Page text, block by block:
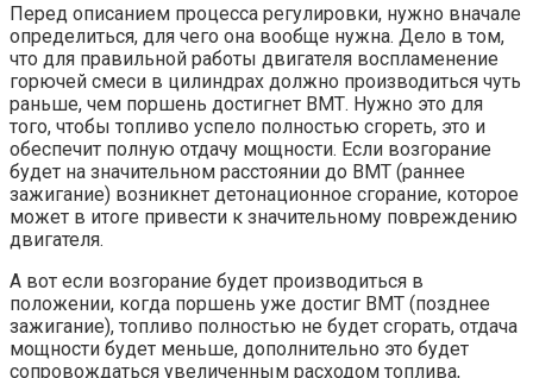
Перед описанием процесса регулировки, нужно вначале
определиться, для чего она вообще нужна. Дело в том,
что для правильной работы двигателя воспламенение
горючей смеси в цилиндрах должно производиться чуть
раньше, чем поршень достигнет ВМТ. Нужно это для
того, чтобы топливо успело полностью сгореть, это и
обеспечит полную отдачу мощности. Если возгорание
будет на значительном расстоянии до ВМТ (раннее
зажигание) возникнет детонационное сгорание, которое
может в итоге привести к значительному повреждению
двигателя.
А вот если возгорание будет производиться в
положении, когда поршень уже достиг ВМТ (позднее
зажигание), топливо полностью не будет сгорать, отдача
мощности будет меньше, дополнительно это будет
сопровождаться увеличенным расходом топлива,